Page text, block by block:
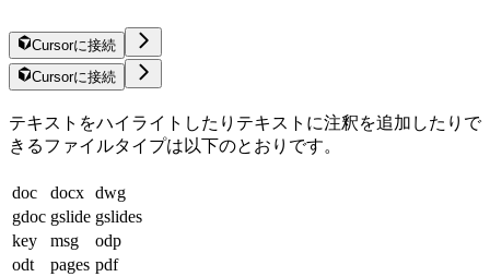
Cursorに接続
Cursorに接続
テキストをハイライトしたりテキストに注釈を追加したりで
きるファイルタイプは以下のとおりです。
doc docx dwg
gdoc gslide gslides
key
msg
odp
odt
pages pdf